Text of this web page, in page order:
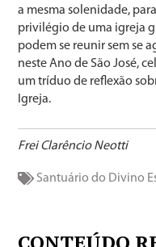
a mesma solenidade,
privilégio de uma igreja
podem se reunir sem se
neste Ano de São José,
um tríduo de reflexão
Igreja.
Frei Clarêncio Neotti
Santuário do Divino